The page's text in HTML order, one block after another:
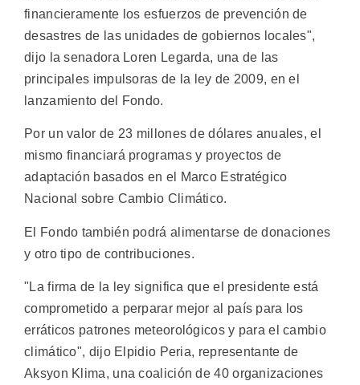
financieramente los esfuerzos de prevención de
desastres de las unidades de gobiernos locales",
dijo la senadora Loren Legarda, una de las
principales impulsoras de la ley de 2009, en el
lanzamiento del Fondo.
Por un valor de 23 millones de dólares anuales, el
mismo financiará programas y proyectos de
adaptación basados en el Marco Estratégico
Nacional sobre Cambio Climático.
El Fondo también podrá alimentarse de donaciones
y otro tipo de contribuciones.
"La firma de la ley significa que el presidente está
comprometido a perparar mejor al país para los
erráticos patrones meteorológicos y para el cambio
climático", dijo Elpidio Peria, representante de
Aksyon Klima, una coalición de 40 organizaciones